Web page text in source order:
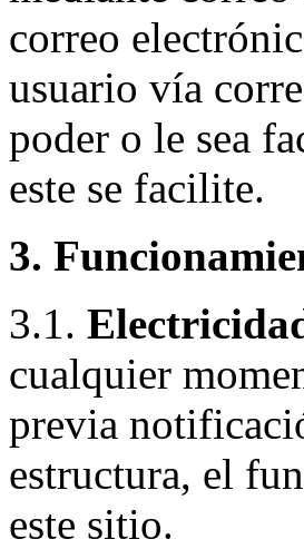
correo
usuario vía
poder o le sea
este se facilite.
3.
3.1.
cualquier
previa
estructura, el
este sitio.